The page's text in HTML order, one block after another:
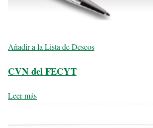
Añadir a la Lista de Deseos
CVN del FECYT
Leer más